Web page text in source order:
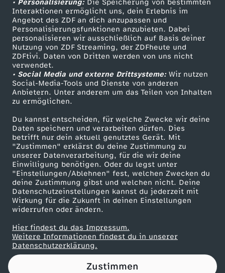
• Personalisierung:Die Speicherung von bestimmten
Interaktionen ermöglicht uns, dein Erlebnis im
Angebot des ZDF an dich anzupassen und
Personalisierungsfunktionen anzubieten. Dabei
personalisieren wir ausschließlich auf Basis deiner
Nutzung von ZDF Streaming, der ZDFheute und
ZDFtivi. Daten von Dritten werden von uns nicht
verwendet.
• Social Media und externe Drittsysteme:Wir nutzen
Social-Media-Tools und Dienste von anderen
Anbietern. Unter anderem um das Teilen von Inhalten
zu ermöglichen.
Du kannst entscheiden, für welche Zwecke wir deine
Daten speichern und verarbeiten dürfen. Dies
betrifft nur dein aktuell genutztes Gerät. Mit
"Zustimmen" erklärst du deine Zustimmung zu
unserer Datenverarbeitung, für die wir deine
Einwilligung benötigen. Oder du legst unter
"Einstellungen/Ablehnen" fest, welchen Zwecken du
deine Zustimmung gibst und welchen nicht. Deine
Datenschutzeinstellungen kannst du jederzeit mit
Wirkung für die Zukunft in deinen Einstellungen
widerrufen oder ändern.
Hier findest du das Impressum.
Weitere Informationen findest du in unserer
Datenschutzerklärung.
Zustimmen
W
i
r
t
s
c
h
a
f
t
w
Sendungen A-Z
TV-Programm
Hilfe
ZDF Unternehmen
Karriere
ZDF goes Schule
Werbefernsehen
Mainzelmännchen
Partner